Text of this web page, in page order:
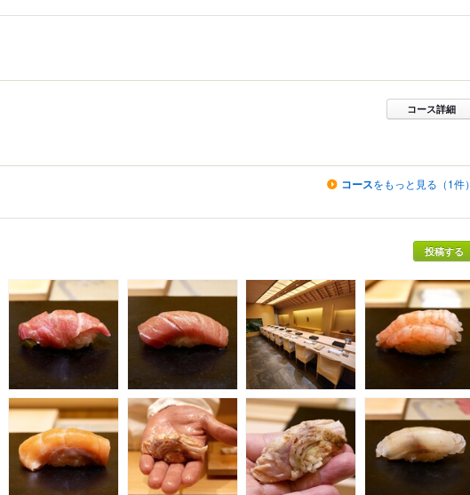
コース詳細
コースをもっと見る（1件）
投稿する